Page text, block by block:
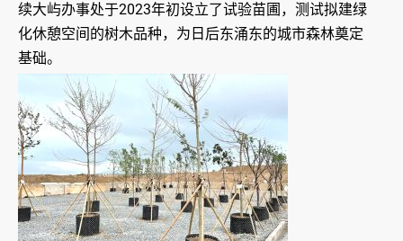
续大屿办事处于2023年初设立了试验苗圃，测试拟建绿
化休憩空间的树木品种，为日后东涌东的城市森林奠定
基础。